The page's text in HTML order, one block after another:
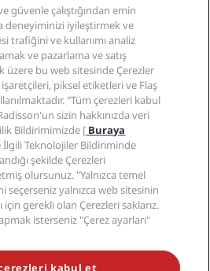
ve koşulları
KAÇIRMAYIN
güvenle çalıştığından emin
deneyiminizi iyileştirmek ve
trafiğini ve kullanımı analiz
ve pazarlama ve satış
üzere bu web sitesinde Çerezler
piksel etiketleri ve Flaş
"Tüm çerezleri kabul
sizin hakkınızda veri
Bildirimimizde [ Buraya
İlgili Teknolojiler Bildiriminde
şekilde Çerezleri
olursunuz. "Yalnızca temel
seçerseniz yalnızca web sitesinin
için gerekli olan Çerezleri saklarız.
isterseniz "Çerez ayarları"
kabul et